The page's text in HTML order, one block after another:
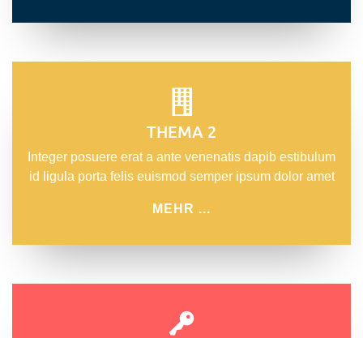
THEMA 2
Integer posuere erat a ante venenatis dapib estibulum
id ligula porta felis euismod semper ipsum dolor amet
MEHR ...